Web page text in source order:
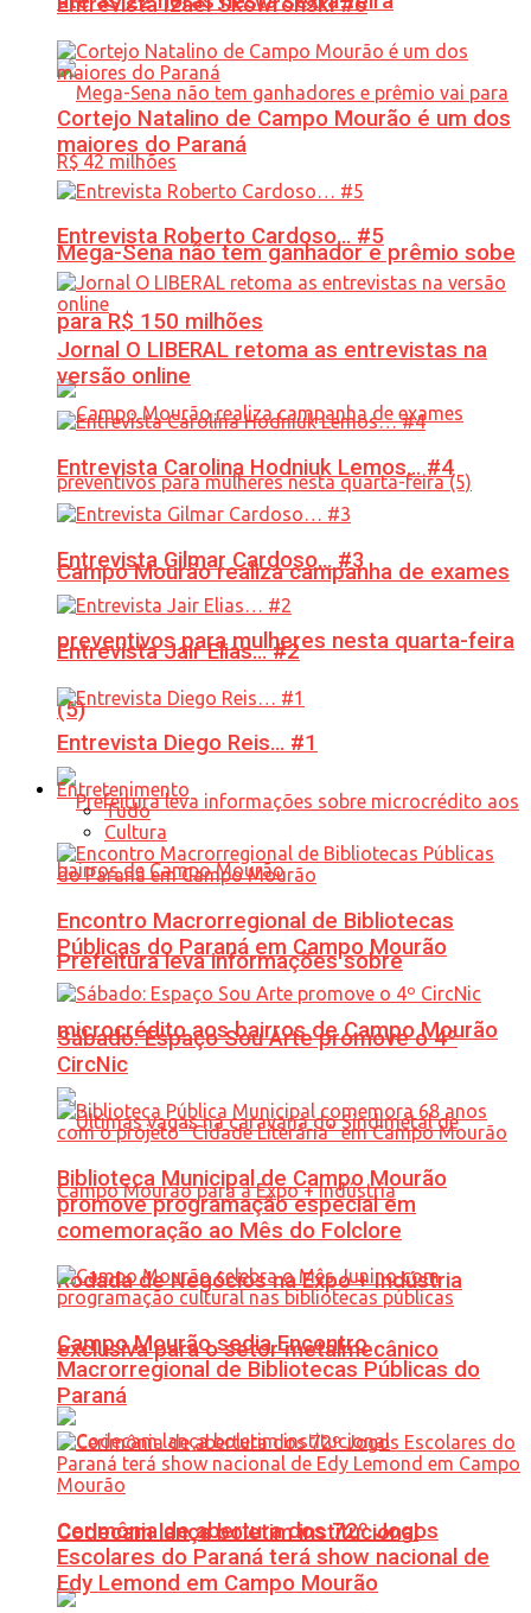
Mega-Sena não tem ganhador e prêmio sobe
para R$ 150 milhões
Campo Mourão realiza campanha de exames
preventivos para mulheres nesta quarta-feira
(5)
Prefeitura leva informações sobre
microcrédito aos bairros de Campo Mourão
Rodada de Negócios na Expo + Indústria
exclusiva para o setor metalmecânico
Codecam lança boletim institucional
Cortejo Natalino de Campo Mourão é um dos
maiores do Paraná
Entrevista Roberto Cardoso… #5
Jornal O LIBERAL retoma as entrevistas na
versão online
Entrevista Carolina Hodniuk Lemos… #4
Entrevista Gilmar Cardoso… #3
Entrevista Jair Elias… #2
Entrevista Diego Reis… #1
Entretenimento
Tudo
Cultura
Encontro Macrorregional de Bibliotecas
Públicas do Paraná em Campo Mourão
Sábado: Espaço Sou Arte promove o 4º
CircNic
Biblioteca Municipal de Campo Mourão
promove programação especial em
comemoração ao Mês do Folclore
Campo Mourão sedia Encontro
Macrorregional de Bibliotecas Públicas do
Paraná
Cerimônia de abertura dos 72º Jogos
Escolares do Paraná terá show nacional de
Edy Lemond em Campo Mourão